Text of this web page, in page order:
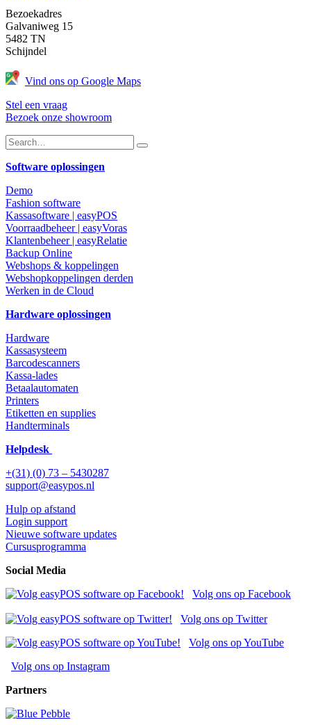
Bezoekadres
Galvaniweg 15
5482 TN
Schijndel
Vind ons op Google Maps
Stel een vraag
Bezoek onze showroom
Software oplossingen
Demo
Fashion software
Kassasoftware | easyPOS
Voorraadbeheer | easyVoras
Klantenbeheer | easyRelatie
Backup Online
Webshops & koppelingen
Webshopkoppelingen derden
Werken in de Cloud
Hardware oplossingen
Hardware
Kassasysteem
Barcodescanners
Kassa-lades
Betaalautomaten
Printers
Etiketten en supplies
Handterminals
Helpdesk
+(31) (0) 73 – 5430287
support@easypos.nl
Hulp op afstand
Login support
Nieuwe software updates
Cursusprogramma
Social Media
Volg ons op Facebook
Volg ons op Twitter
Volg ons op YouTube
Volg ons op Instagram
Partners